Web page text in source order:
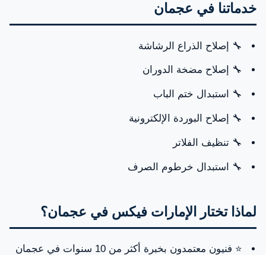
خدماتنا في عجمان
🔧 إصلاح الذراع الرشاشة
🔧 إصلاح مضخة الدوران
🔧 استبدال ختم الباب
🔧 إصلاح البوردة الإلكترونية
🔧 تنظيف الفلاتر
🔧 استبدال خرطوم الصرف
لماذا تختار الإمارات فيكس في عجمان؟
⭐ فنيون معتمدون بخبرة أكثر من 10 سنوات في عجمان